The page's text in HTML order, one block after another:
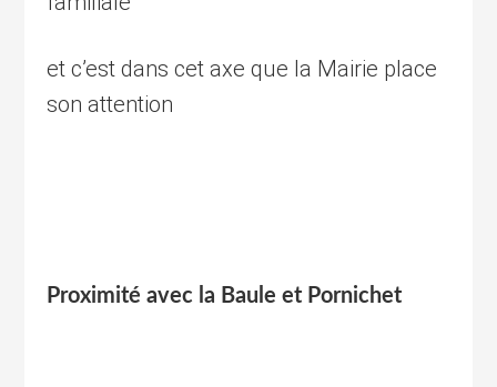
et c’est dans cet axe que la Mairie place
son attention
Proximité avec la Baule et Pornichet